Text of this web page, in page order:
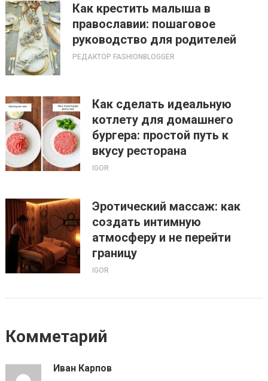
Как крестить малыша в
православии: пошаговое
руководство для родителей
РЕДАКТОР FASHIONBLOGGER
Как сделать идеальную
котлету для домашнего
бургера: простой путь к
вкусу ресторана
IGOR
Эротический массаж: как
создать интимную
атмосферу и не перейти
границу
IGOR
Комметарий
Иван Карпов